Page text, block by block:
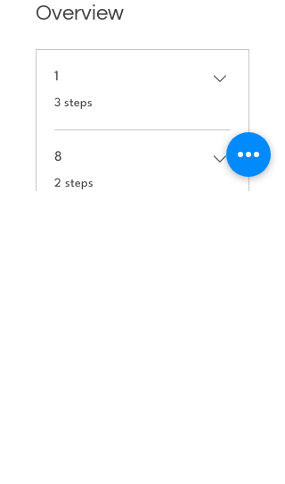
Overview
1
.
3 steps
8
.
2 steps